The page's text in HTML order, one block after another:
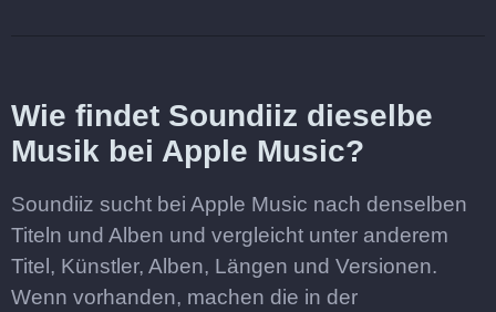
Wie findet Soundiiz dieselbe
Musik bei Apple Music?
Soundiiz sucht bei Apple Music nach denselben
Titeln und Alben und vergleicht unter anderem
Titel, Künstler, Alben, Längen und Versionen.
Wenn vorhanden, machen die in der